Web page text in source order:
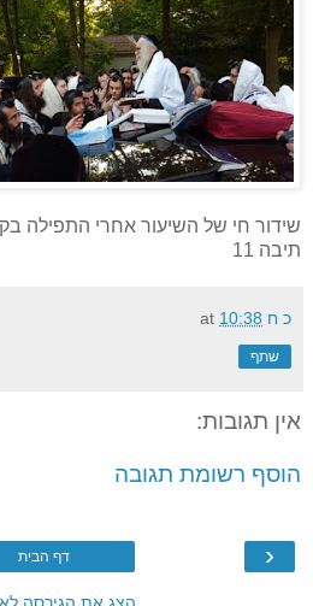
תיבה 11
כ ח at 10:38
שתף
אין תגובות:
הוסף רשומת תגובה
‹ דף הבית